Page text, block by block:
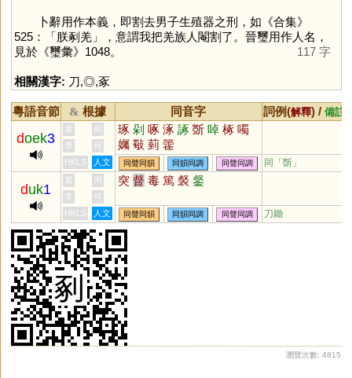
卜辭用作本義，即割去男子生殖器之刑，如《合集》
525：「朕剢羌」，意謂我把羌族人閹割了。晉璽用作人名，
見於《璽彙》1048。
117 字
相關漢字: 刀,◎,豖
粵語音節 & 根據 同音字 詞例(解釋) / 備註
doek3
黃 周 琢 剁 啄 涿 諑 斲 啅 椓 噣
孎 斀 菿 籗
李
何
HKLS
人文 同聲同韻 同韻同調 同聲同調 同「斲 」
duk1
黃 周 突 督 毒 篤 裻 錖
李
何
HKLS
人文 同聲同韻 同韻同調 同聲同調 刀鋤
瀏覽次數: 4815